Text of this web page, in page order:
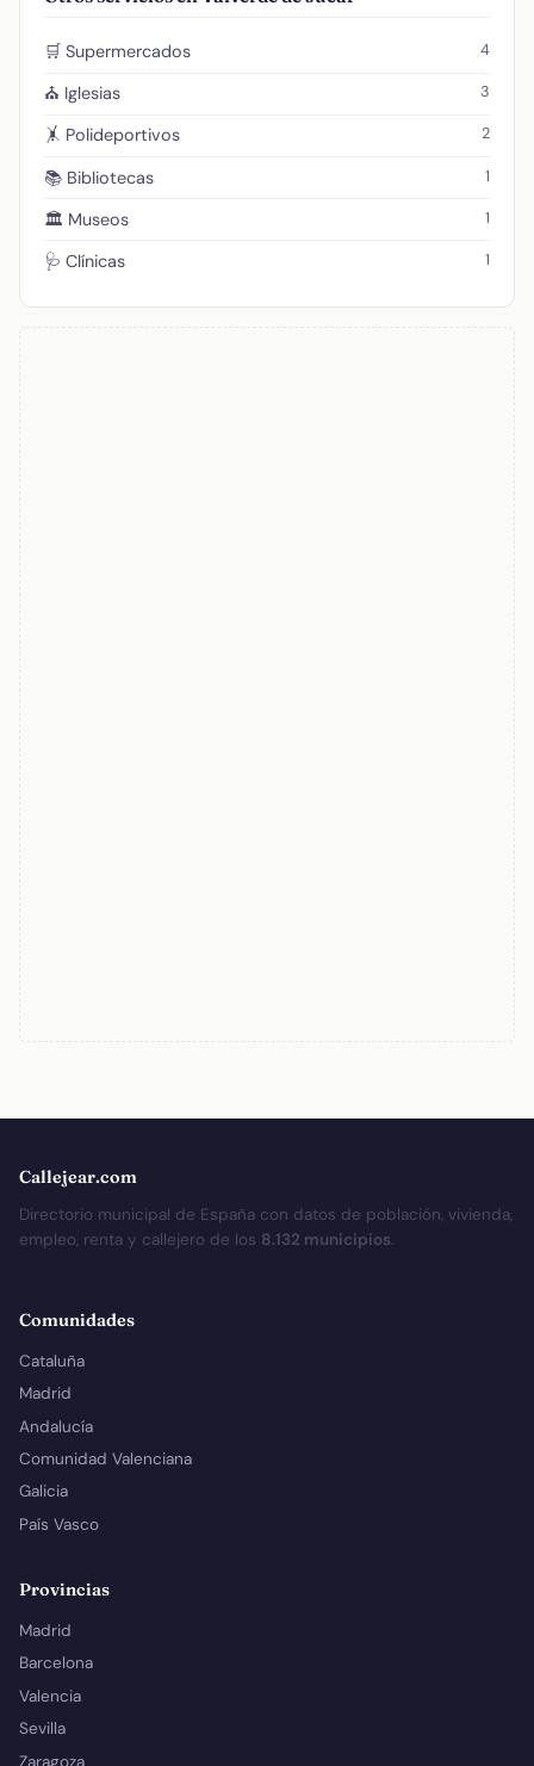
🛒 Supermercados 4
⛪ Iglesias 3
🤸 Polideportivos 2
📚 Bibliotecas 1
🏛️ Museos 1
🩺 Clínicas 1
Callejear.com
Directorio municipal de España con datos de población, vivienda,
empleo, renta y callejero de los 8.132 municipios.
Comunidades
Cataluña
Madrid
Andalucía
Comunidad Valenciana
Galicia
País Vasco
Provincias
Madrid
Barcelona
Valencia
Sevilla
Zaragoza